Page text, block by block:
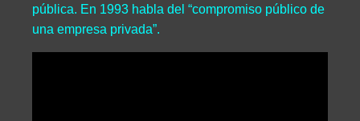
pública. En 1993 habla del “compromiso público de
una empresa privada”.